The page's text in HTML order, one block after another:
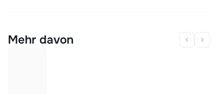
Mehr davon